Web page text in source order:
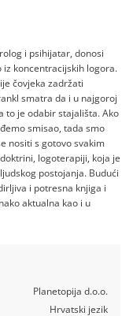
i psihijatar, donosi
koncentracijskih logora.
čovjeka zadržati
smatra da i u najgoroj
to je odabir stajališta. Ako
smisao, tada smo
nositi s gotovo svakim
logoterapiji, koja je
postojanja. Budući
i potresna knjiga i
aktualna kao i u
Planetopija d.o.o.
Hrvatski jezik